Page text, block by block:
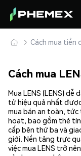
Cách mua tiền
Cách mua
Mua LENS (LENS) dễ
tử hiệu quả nhất
mua bán an toàn,
hoạt, bao gồm thẻ tín
cấp bên thứ ba và
giới. Nền tảng trực
việc mua LENS trở